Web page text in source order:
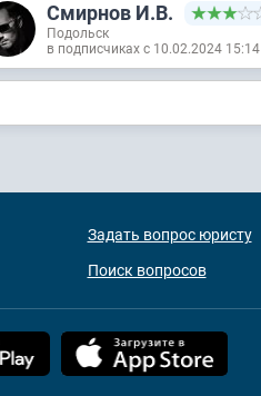
Смирнов И.В.
Подольск
в подписчиках с 10.02.2024 15:14
Задать вопрос юристу
Поиск вопросов